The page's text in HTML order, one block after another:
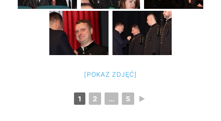
[POKAZ ZDJĘĆ]
1 2 ... 5 ►